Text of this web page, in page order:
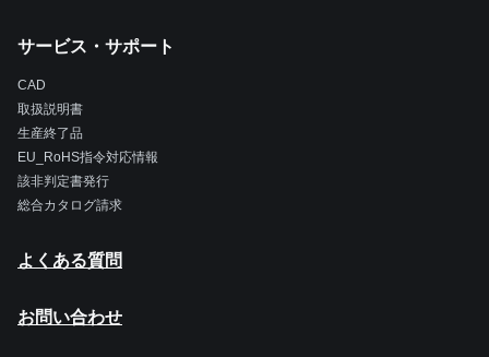
サービス・サポート
CAD
取扱説明書
生産終了品
EU_RoHS指令対応情報
該非判定書発行
総合カタログ請求
よくある質問
お問い合わせ